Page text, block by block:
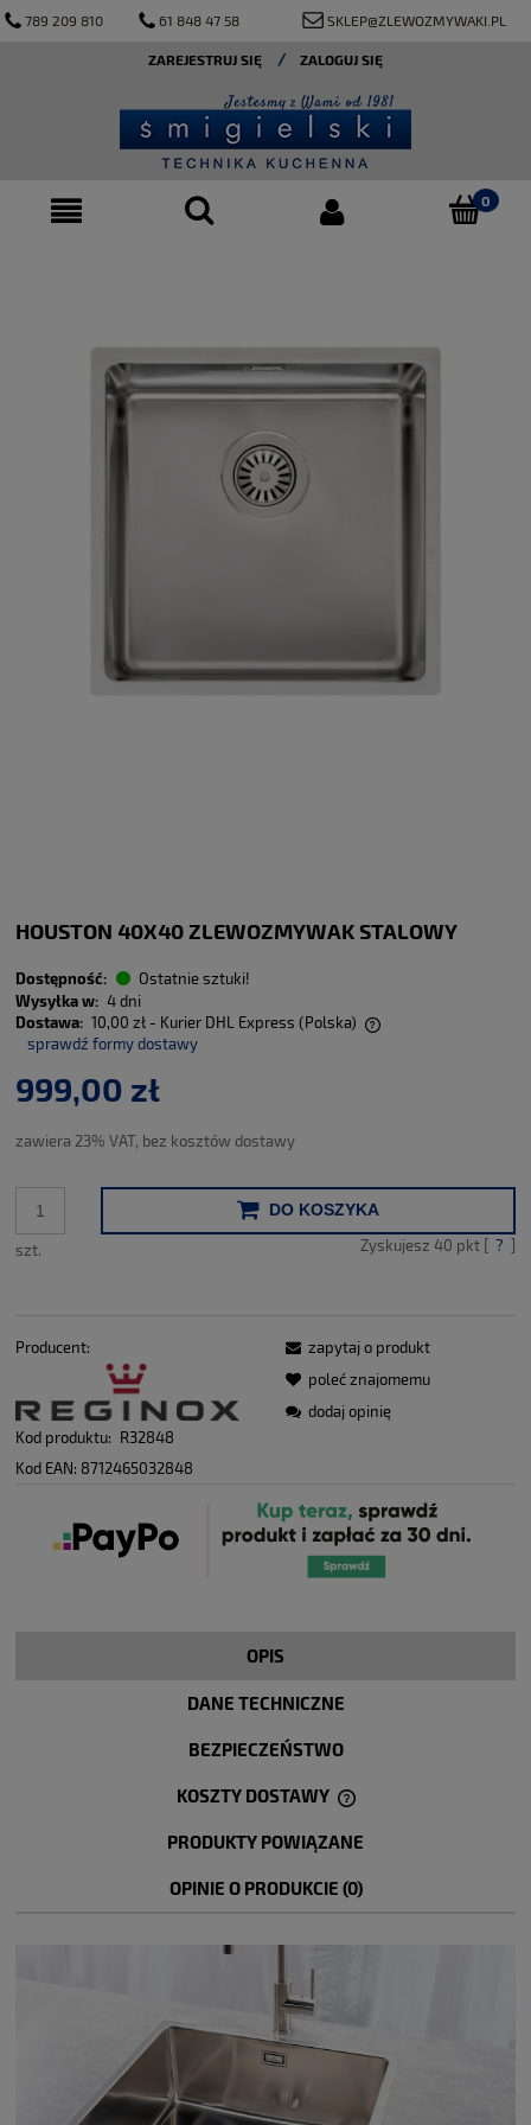
789 209 810 61 848 47 58 SKLEP@ZLEWOZMYWAKI.PL
ZAREJESTRUJ SIĘ ZALOGUJ SIĘ
HOUSTON 40X40 ZLEWOZMYWAK STALOWY
Dostępność: Ostatnie sztuki!
Wysyłka w: 4 dni
Dostawa: 10,00 zł - Kurier DHL Express (Polska)
Cena nie zawiera ewentualnych kosztów płatności
sprawdź formy dostawy
999,00 zł
zawiera 23% VAT, bez kosztów dostawy
szt.
DO KOSZYKA
Zyskujesz 40 pkt [ ? ]
Producent:
Kod produktu: R32848
Kod EAN: 8712465032848
zapytaj o produkt
poleć znajomemu
dodaj opinię
OPIS
DANE TECHNICZNE
BEZPIECZEŃSTWO
KOSZTY DOSTAWY
CENA NIE ZAWIERA EWENTUALNYCH KOSZTÓW PŁATNOŚCI
PRODUKTY POWIĄZANE
OPINIE O PRODUKCIE (0)